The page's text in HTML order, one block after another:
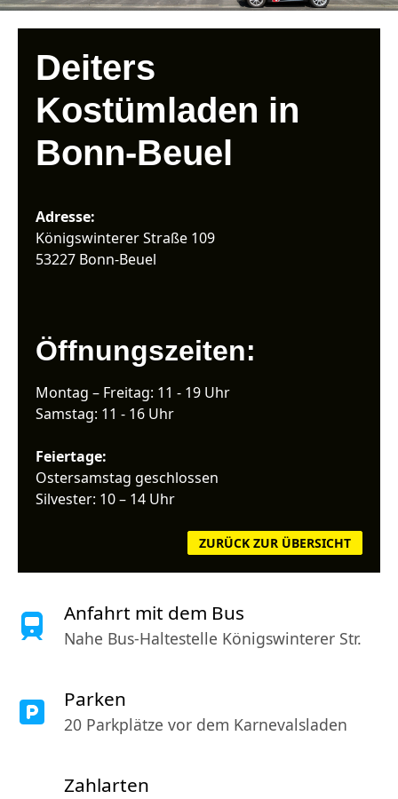
Deiters
Kostümladen in
Bonn-Beuel
Adresse:
Königswinterer Straße 109
53227 Bonn-Beuel
Öffnungszeiten:
Montag – Freitag: 11 - 19 Uhr
Samstag: 11 - 16 Uhr
Feiertage:
Ostersamstag geschlossen
Silvester: 10 – 14 Uhr
ZURÜCK ZUR ÜBERSICHT
Anfahrt mit dem Bus
Nahe Bus-Haltestelle Königswinterer Str.
Parken
20 Parkplätze vor dem Karnevalsladen
Zahlarten